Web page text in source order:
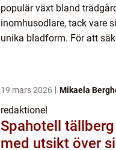
populär växt bland
inomhusodlare, tack vare
unika bladform. För att
19 mars 2026 Mikaela
redaktionel
Spahotell tällberg avkoppling
med utsikt över